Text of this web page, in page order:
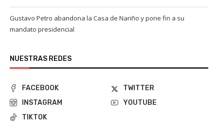
Gustavo Petro abandona la Casa de Nariño y pone fin a su
mandato presidencial
NUESTRAS REDES
FACEBOOK
TWITTER
INSTAGRAM
YOUTUBE
TIKTOK